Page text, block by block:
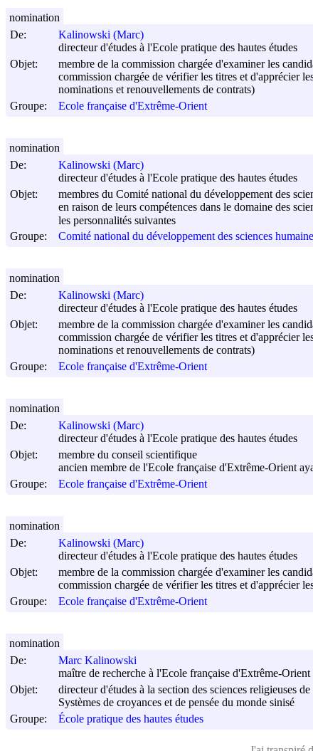
De:
Kalinowski (Marc)
directeur d'études à l'Ecole pratique des hautes études
Objet:
membre de la commission chargée d'examiner les
commission chargée de vérifier les titres et d'apprécier
nominations et renouvellements de contrats)
Groupe:
Ecole française d'Extrême-Orient
nomination
De:
Kalinowski (Marc)
directeur d'études à l'Ecole pratique des hautes études
Objet:
membres du Comité national du développement des
en raison de leurs compétences dans le domaine des
les personnalités suivantes
Groupe:
Comité national du développement des sciences
nomination
De:
Kalinowski (Marc)
directeur d'études à l'Ecole pratique des hautes études
Objet:
membre de la commission chargée d'examiner les
commission chargée de vérifier les titres et d'apprécier
nominations et renouvellements de contrats)
Groupe:
Ecole française d'Extrême-Orient
nomination
De:
Kalinowski (Marc)
directeur d'études à l'Ecole pratique des hautes études
Objet:
membre du conseil scientifique
ancien membre de l'Ecole française d'Extrême-Orient
Groupe:
Ecole française d'Extrême-Orient
nomination
De:
Kalinowski (Marc)
directeur d'études à l'Ecole pratique des hautes études
Objet:
membre de la commission chargée d'examiner les
commission chargée de vérifier les titres et d'apprécier
Groupe:
Ecole française d'Extrême-Orient
nomination
De:
Marc Kalinowski
maître de recherche à l'Ecole française d'Extrême-Orient
Objet:
directeur d'études à la section des sciences religieuses
Systèmes de croyances et de pensée du monde sinisé
Groupe:
École pratique des hautes études
nomination